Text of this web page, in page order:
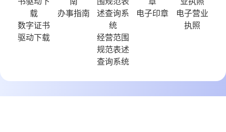
数字证书
驱动下载
办事指南
经营范围
规范表述
查询系统
电子印章
电子营业
执照